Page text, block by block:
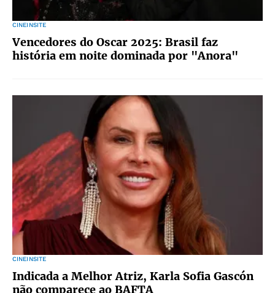
CINEINSITE
Vencedores do Oscar 2025: Brasil faz
história em noite dominada por "Anora"
CINEINSITE
Indicada a Melhor Atriz, Karla Sofia Gascón
não comparece ao BAFTA